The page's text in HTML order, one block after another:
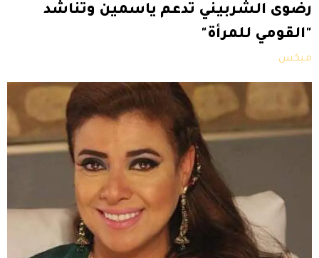
رضوى الشربيني تدعم ياسمين وتناشد
"القومي للمرأة"
ميكس